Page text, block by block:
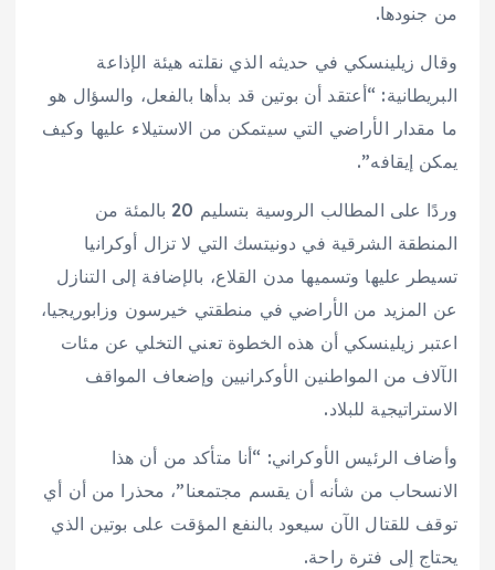
من جنودها.
وقال زيلينسكي في حديثه الذي نقلته هيئة الإذاعة
البريطانية: “أعتقد أن بوتين قد بدأها بالفعل، والسؤال هو
ما مقدار الأراضي التي سيتمكن من الاستيلاء عليها وكيف
يمكن إيقافه”.
وردًا على المطالب الروسية بتسليم 20 بالمئة من
المنطقة الشرقية في دونيتسك التي لا تزال أوكرانيا
تسيطر عليها وتسميها مدن القلاع، بالإضافة إلى التنازل
عن المزيد من الأراضي في منطقتي خيرسون وزابوريجيا،
اعتبر زيلينسكي أن هذه الخطوة تعني التخلي عن مئات
الآلاف من المواطنين الأوكرانيين وإضعاف المواقف
الاستراتيجية للبلاد.
وأضاف الرئيس الأوكراني: “أنا متأكد من أن هذا
الانسحاب من شأنه أن يقسم مجتمعنا”، محذرا من أن أي
توقف للقتال الآن سيعود بالنفع المؤقت على بوتين الذي
يحتاج إلى فترة راحة.